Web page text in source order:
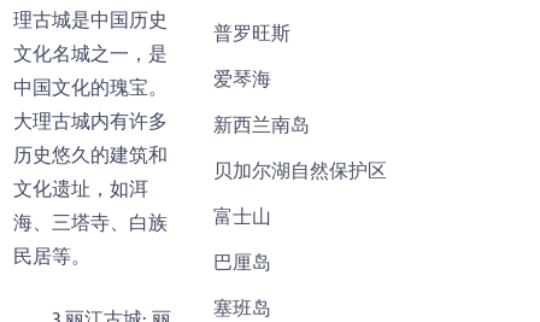
理古城是中国历史
文化名城之一，是
中国文化的瑰宝。
大理古城内有许多
历史悠久的建筑和
文化遗址，如洱
海、三塔寺、白族
民居等。
普罗旺斯
爱琴海
新西兰南岛
贝加尔湖自然保护区
富士山
巴厘岛
塞班岛